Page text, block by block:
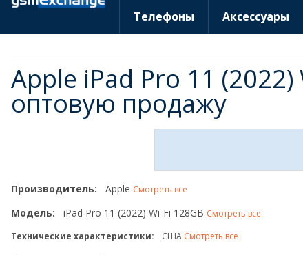
Телефоны Аксессуары
Apple iPad Pro 11
оптовую продажу
Производитель: Apple Смотреть все
Модель: iPad Pro 11 (2022) Wi-Fi 128GB Смотреть все
Технические характеристики:
США Смотреть все